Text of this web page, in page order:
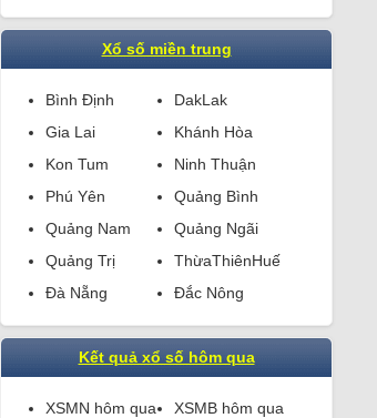
Xổ số miền trung
Bình Định
DakLak
Gia Lai
Khánh Hòa
Kon Tum
Ninh Thuận
Phú Yên
Quảng Bình
Quảng Nam
Quảng Ngãi
Quảng Trị
ThừaThiênHuế
Đà Nẵng
Đắc Nông
Kết quả xổ số hôm qua
XSMN hôm qua
XSMB hôm qua